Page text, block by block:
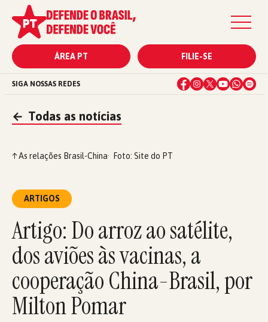
ÁREA PT FILIE-SE
SIGA NOSSAS REDES
← Todas as notícias
ARTIGOS
Artigo: Do arroz ao satélite,
dos aviões às vacinas, a
cooperação China-Brasil, por
Milton Pomar
↑As relações Brasil-China Foto: Site do PT